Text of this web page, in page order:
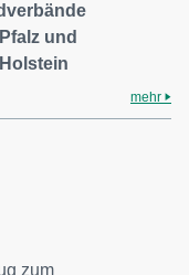
und
mehr
zum